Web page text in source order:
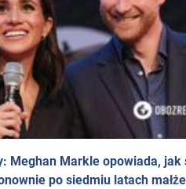
Meghan Markle opowiada, jak
po siedmiu latach